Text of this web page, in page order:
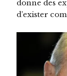
donne des
d’exister